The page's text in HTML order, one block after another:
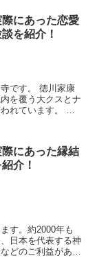
にあった恋愛
を紹介！
徳川家康
を覆う大クスとナ
ています。 恋
にあった縁結
介！
す。約2000年も
日本を代表する神
どのご利益がある